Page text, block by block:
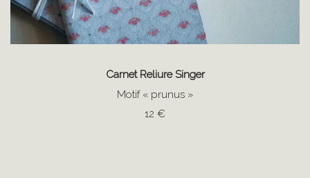
Carnet Reliure Singer
Motif « prunus »
12 €